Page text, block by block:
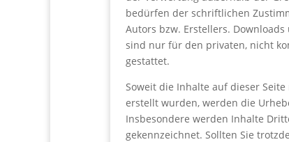
bedürfen der schriftlichen
Autors bzw. Erstellers.
sind nur für den privaten, nicht
gestattet.
Soweit die Inhalte auf dieser
erstellt wurden, werden die
Insbesondere werden Inhalte
gekennzeichnet. Sollten Sie